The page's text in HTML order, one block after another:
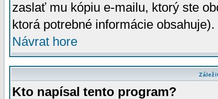
zaslať mu kópiu e-mailu, ktorý ste
ktorá potrebné informácie
Návrat hore
Kto napísal tento program?